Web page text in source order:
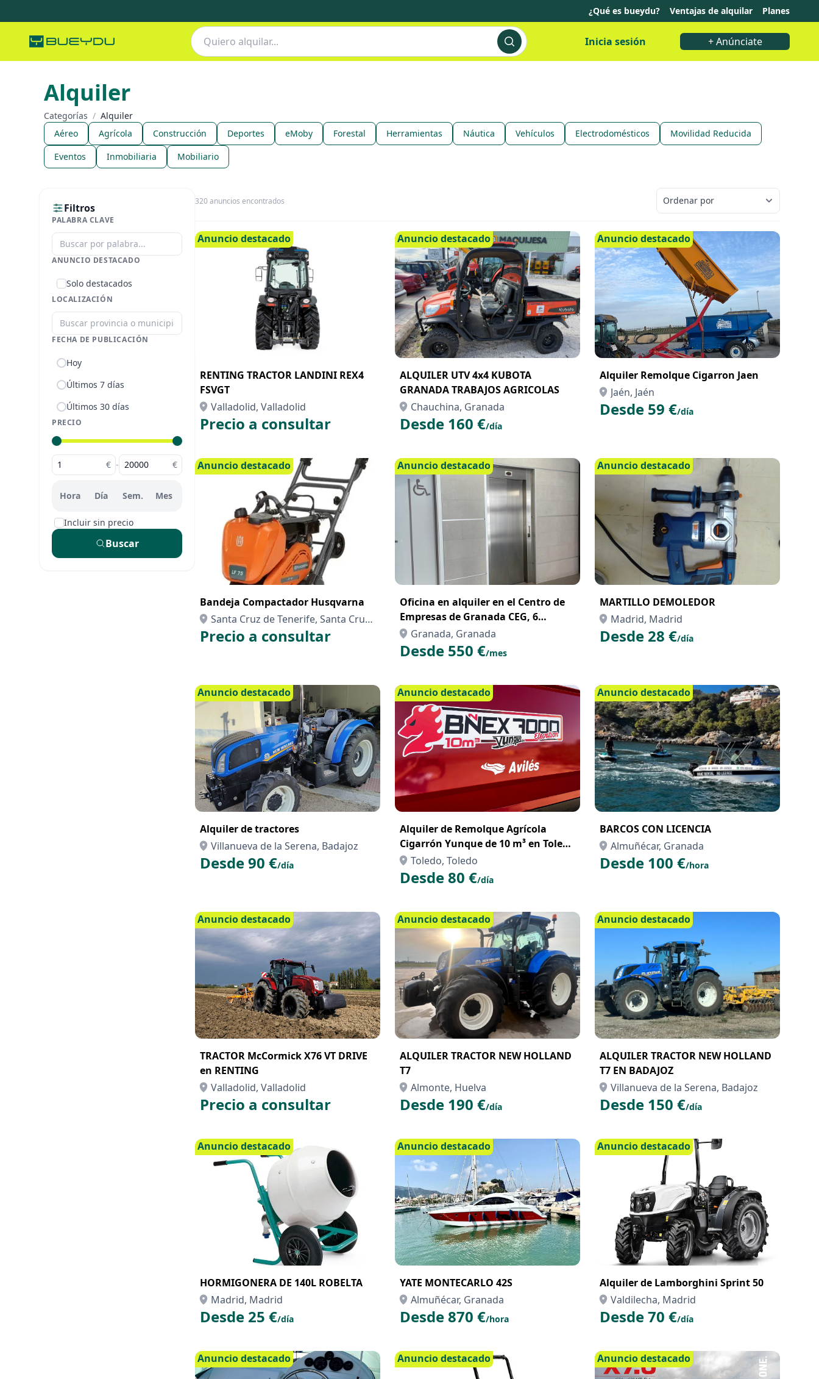
¿Qué es bueydu? Ventajas de alquilar Planes
Inicia sesión + Anúnciate
Alquiler
Categorías / Alquiler
Aéreo
Agrícola Construcción Deportes eMoby Forestal Herramientas Náutica Vehículos Electrodomésticos
Movilidad Reducida
Eventos
Inmobiliaria Mobiliario
Filtros
PALABRA CLAVE
ANUNCIO DESTACADO
Solo destacados
LOCALIZACIÓN
FECHA DE PUBLICACIÓN
Hoy
Últimos 7 días
Últimos 30 días
PRECIO
€ - €
Hora Día Sem. Mes
Incluir sin precio
Buscar
320anuncios encontrados
Anuncio destacado
RENTING TRACTOR LANDINI REX4
FSVGT
Valladolid, Valladolid
Precio a consultar
Anuncio destacado
ALQUILER UTV 4x4 KUBOTA
GRANADA TRABAJOS AGRICOLAS
Chauchina, Granada
Desde 160 €/día
Anuncio destacado
Alquiler Remolque Cigarron Jaen
Jaén, Jaén
Desde 59 €/día
Anuncio destacado
Bandeja Compactador Husqvarna
Santa Cruz de Tenerife, Santa Cruz
de Tenerife
Precio a consultar
Anuncio destacado
Oficina en alquiler en el Centro de
Empresas de Granada CEG, 6
puestos de trabajo
Granada, Granada
Desde 550 €/mes
Anuncio destacado
MARTILLO DEMOLEDOR
Madrid, Madrid
Desde 28 €/día
Anuncio destacado
Alquiler de tractores
Villanueva de la Serena, Badajoz
Desde 90 €/día
Anuncio destacado
Alquiler de Remolque Agrícola
Cigarrón Yunque de 10 m³ en Toledo
– Resistencia y Capacidad para el
Campo
Toledo, Toledo
Desde 80 €/día
Anuncio destacado
BARCOS CON LICENCIA
Almuñécar, Granada
Desde 100 €/hora
Anuncio destacado
TRACTOR McCormick X76 VT DRIVE
en RENTING
Valladolid, Valladolid
Precio a consultar
Anuncio destacado
ALQUILER TRACTOR NEW HOLLAND
T7
Almonte, Huelva
Desde 190 €/día
Anuncio destacado
ALQUILER TRACTOR NEW HOLLAND
T7 EN BADAJOZ
Villanueva de la Serena, Badajoz
Desde 150 €/día
Anuncio destacado
HORMIGONERA DE 140L ROBELTA
Madrid, Madrid
Desde 25 €/día
Anuncio destacado
YATE MONTECARLO 42S
Almuñécar, Granada
Desde 870 €/hora
Anuncio destacado
Alquiler de Lamborghini Sprint 50
Valdilecha, Madrid
Desde 70 €/día
Anuncio destacado Anuncio destacado Anuncio destacado